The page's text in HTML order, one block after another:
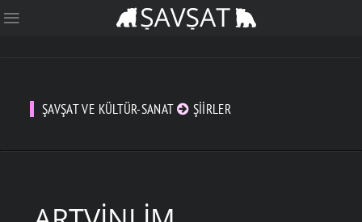
ŞAVŞAT VE KÜLTÜR-SANAT ŞIIRLER